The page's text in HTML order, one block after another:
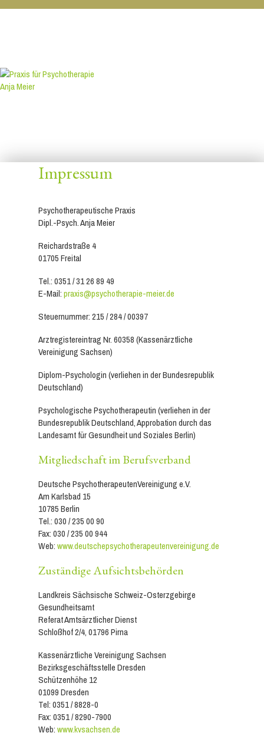
Impressum
Psychotherapeutische Praxis
Dipl.-Psych. Anja Meier
Reichardstraße 4
01705 Freital
Tel.: 0351 / 31 26 89 49
E-Mail:praxis@psychotherapie-meier.de
Steuernummer: 215 / 284 / 00397
Arztregistereintrag Nr. 60358 (Kassenärztliche
Vereinigung Sachsen)
Diplom-Psychologin (verliehen in der Bundesrepublik
Deutschland)
Psychologische Psychotherapeutin (verliehen in der
Bundesrepublik Deutschland, Approbation durch das
Landesamt für Gesundheit und Soziales Berlin)
Mitgliedschaft im Berufsverband
Deutsche PsychotherapeutenVereinigung e.V.
Am Karlsbad 15
10785 Berlin
Tel.: 030 / 235 00 90
Fax: 030 / 235 00 944
Web:www.deutschepsychotherapeutenvereinigung.de
Zuständige Aufsichtsbehörden
Landkreis Sächsische Schweiz-Osterzgebirge
Gesundheitsamt
Referat Amtsärztlicher Dienst
Schloßhof 2/4, 01796 Pirna
Kassenärztliche Vereinigung Sachsen
Bezirksgeschäftsstelle Dresden
Schützenhöhe 12
01099 Dresden
Tel: 0351 / 8828-0
Fax: 0351 / 8290-7900
Web:www.kvsachsen.de